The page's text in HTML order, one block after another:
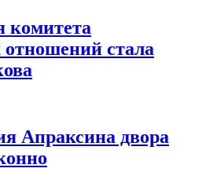
комитета
стала
Апраксина двора